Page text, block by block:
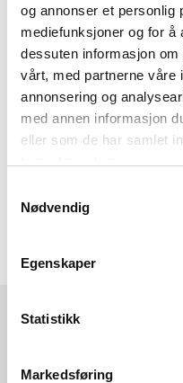
og annonser et personlig
mediefunksjoner og for å
dessuten informasjon
vårt, med partnerne våre
annonsering og
med annen informasjon
eller som de har samlet
Nødvendig
Egenskaper
Statistikk
Markedsføring
tilbud!
BLI MEDLEM
Følg oss
sosiale